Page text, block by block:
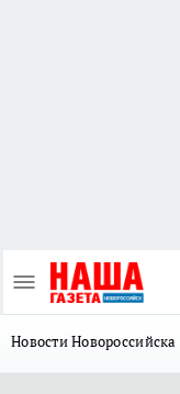
Новости Новороссийска